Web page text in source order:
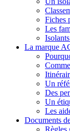
Fiches
Les
La marque
Un
Des
Un
Les
Documents
Règles